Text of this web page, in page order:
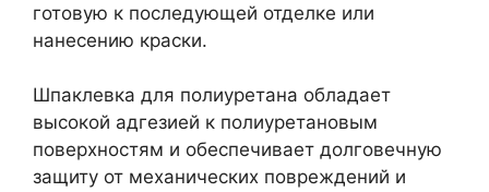
готовую к последующей отделке или
нанесению краски.
Шпаклевка для полиуретана обладает
высокой адгезией к полиуретановым
поверхностям и обеспечивает долговечную
защиту от механических повреждений и